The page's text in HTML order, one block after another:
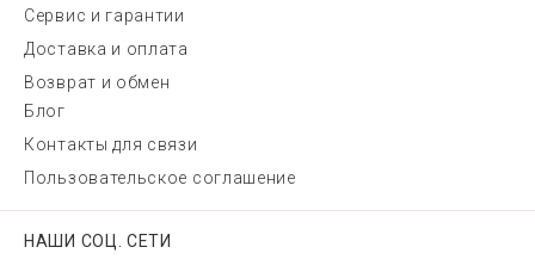
Сервис и гарантии
Доставка и оплата
Возврат и обмен
Блог
Контакты для связи
Пользовательское соглашение
НАШИ СОЦ. СЕТИ